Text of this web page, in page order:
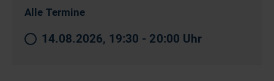
Alle Termine
14.08.2026, 19:30 - 20:00 Uhr